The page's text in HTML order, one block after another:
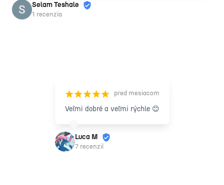
Selam Teshale
1 recenzia
¡¡¡¡¡ pred mesiacom
Veľmi dobré a veľmi rýchle 😊
Luca M
7 recenzií